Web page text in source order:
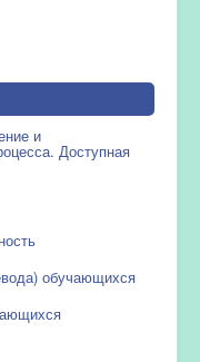
и
Доступная
обучающихся